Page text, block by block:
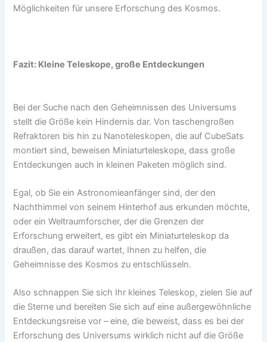
Möglichkeiten für unsere Erforschung des Kosmos.
Fazit: Kleine Teleskope, große Entdeckungen
Bei der Suche nach den Geheimnissen des Universums
stellt die Größe kein Hindernis dar. Von taschengroßen
Refraktoren bis hin zu Nanoteleskopen, die auf CubeSats
montiert sind, beweisen Miniaturteleskope, dass große
Entdeckungen auch in kleinen Paketen möglich sind.
Egal, ob Sie ein Astronomieanfänger sind, der den
Nachthimmel von seinem Hinterhof aus erkunden möchte,
oder ein Weltraumforscher, der die Grenzen der
Erforschung erweitert, es gibt ein Miniaturteleskop da
draußen, das darauf wartet, Ihnen zu helfen, die
Geheimnisse des Kosmos zu entschlüsseln.
Also schnappen Sie sich Ihr kleines Teleskop, zielen Sie auf
die Sterne und bereiten Sie sich auf eine außergewöhnliche
Entdeckungsreise vor – eine, die beweist, dass es bei der
Erforschung des Universums wirklich nicht auf die Größe